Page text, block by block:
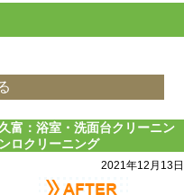
富：浴室・洗面台クリーニン
ロクリーニング
2021年12月13日